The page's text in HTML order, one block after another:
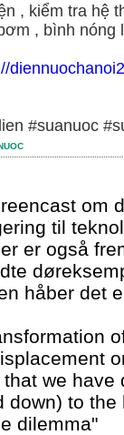
, kiểm tra hệ
, bình nóng
#suanuoc
om
til
er også
håber det
we have
down) to
dilemma"